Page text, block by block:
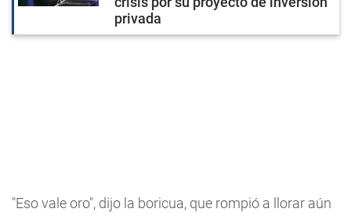
privada
"Eso vale oro", dijo la boricua, que rompió a llorar aún